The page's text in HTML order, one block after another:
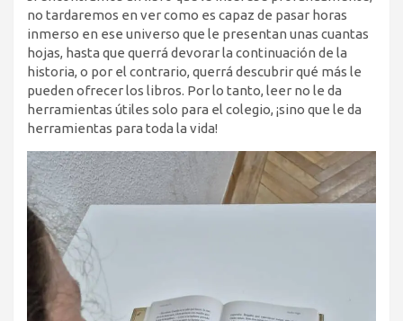
no tardaremos en ver como es capaz de pasar horas
inmerso en ese universo que le presentan unas cuantas
hojas, hasta que querrá devorar la continuación de la
historia, o por el contrario, querrá descubrir qué más le
pueden ofrecer los libros. Por lo tanto, leer no le da
herramientas útiles solo para el colegio, ¡sino que le da
herramientas para toda la vida!